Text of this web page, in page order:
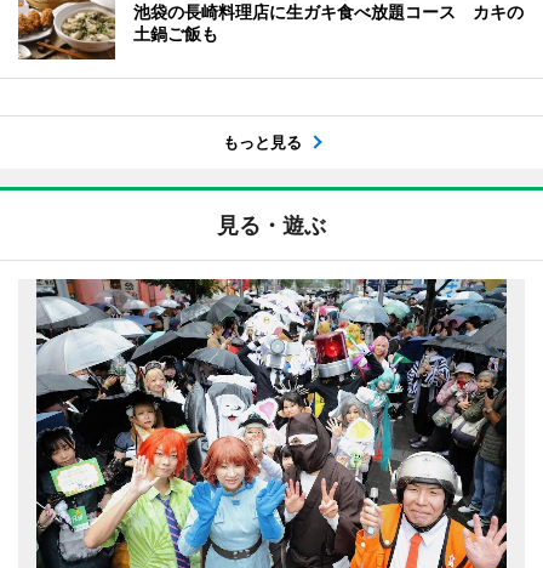
池袋の長崎料理店に生ガキ食べ放題コース カキの
土鍋ご飯も
もっと見る
見る・遊ぶ